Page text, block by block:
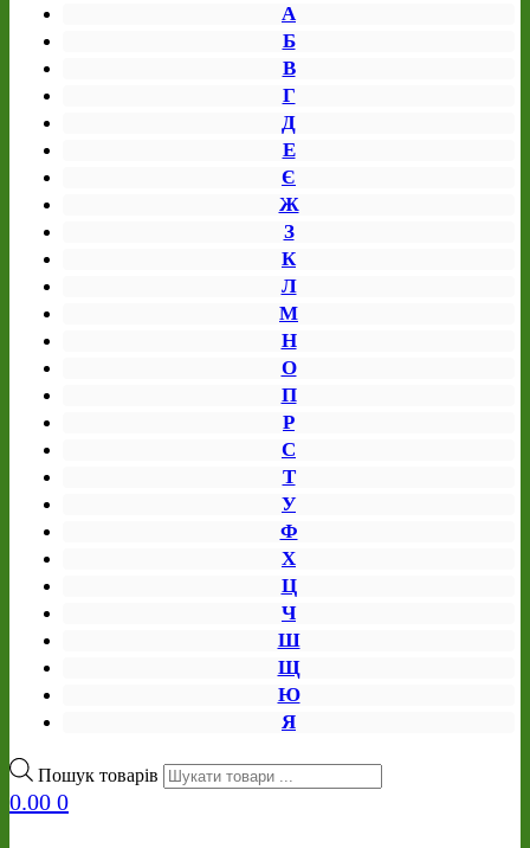
А
Б
В
Г
Д
Е
Є
Ж
З
К
Л
М
Н
О
П
Р
С
Т
У
Ф
Х
Ц
Ч
Ш
Щ
Ю
Я
Пошук товарів
0.00 0